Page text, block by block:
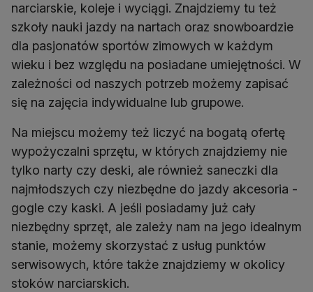
narciarskie, koleje i wyciągi. Znajdziemy tu też
szkoły nauki jazdy na nartach oraz snowboardzie
dla pasjonatów sportów zimowych w każdym
wieku i bez względu na posiadane umiejętności. W
zależności od naszych potrzeb możemy zapisać
się na zajęcia indywidualne lub grupowe.
Na miejscu możemy też liczyć na bogatą ofertę
wypożyczalni sprzętu, w których znajdziemy nie
tylko narty czy deski, ale również saneczki dla
najmłodszych czy niezbędne do jazdy akcesoria -
gogle czy kaski. A jeśli posiadamy już cały
niezbędny sprzęt, ale zależy nam na jego idealnym
stanie, możemy skorzystać z usług punktów
serwisowych, które także znajdziemy w okolicy
stoków narciarskich.